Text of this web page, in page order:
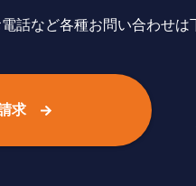
電話など各種お問い合わせ
求